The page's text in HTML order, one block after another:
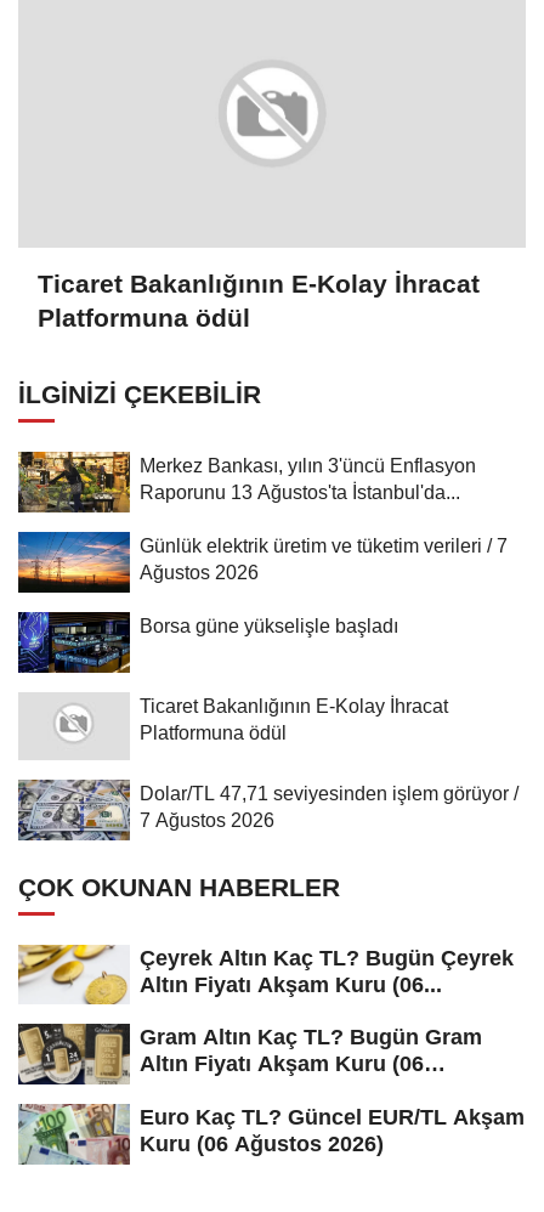
Ticaret Bakanlığının E-Kolay İhracat
Platformuna ödül
İLGINIZI ÇEKEBILIR
Merkez Bankası, yılın 3'üncü Enflasyon
Raporunu 13 Ağustos'ta İstanbul'da...
Günlük elektrik üretim ve tüketim verileri / 7
Ağustos 2026
Borsa güne yükselişle başladı
Ticaret Bakanlığının E-Kolay İhracat
Platformuna ödül
Dolar/TL 47,71 seviyesinden işlem görüyor /
7 Ağustos 2026
ÇOK OKUNAN HABERLER
Çeyrek Altın Kaç TL? Bugün Çeyrek
Altın Fiyatı Akşam Kuru (06...
Gram Altın Kaç TL? Bugün Gram
Altın Fiyatı Akşam Kuru (06
Euro Kaç TL? Güncel EUR/TL Akşam
Kuru (06 Ağustos 2026)